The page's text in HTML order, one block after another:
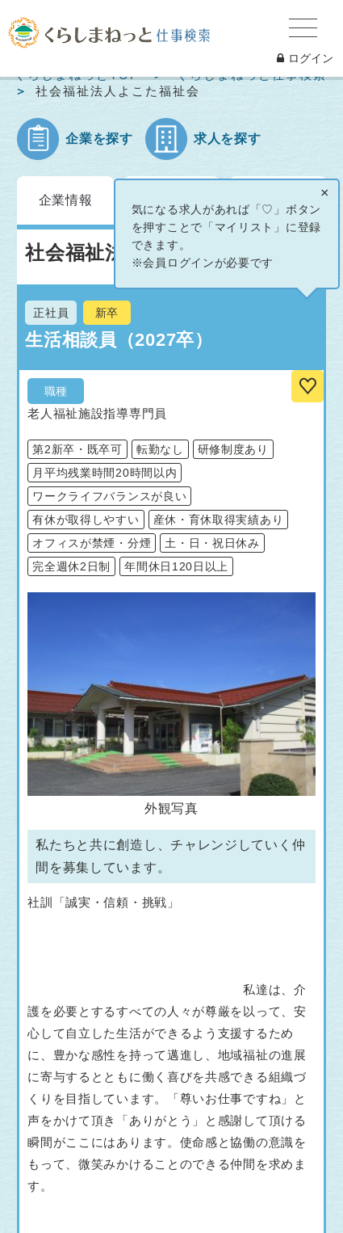
ログイン
くらしまねっとTOP
くらしまねっと仕事検索
社会福祉法人よこた福祉会
企業を探す 求人を探す
企業情報
一覧
情報
社会福祉法人よこた福祉会
正社員 新卒
生活相談員（2027卒）
職種
老人福祉施設指導専門員
第2新卒・既卒可 転勤なし
研修制度あり
月平均残業時間20時間以内
ワークライフバランスが良い
有休が取得しやすい
産休・育休取得実績あり
オフィスが禁煙・分煙
土・日・祝日休み
完全週休2日制
年間休日120日以上
外観写真
私たちと共に創造し、チャレンジしていく仲
間を募集しています。
社訓「誠実・信頼・挑戦」
私達は、介
護を必要とするすべての人々が尊厳を以って、安
心して自立した生活ができるよう支援するため
に、豊かな感性を持って邁進し、地域福祉の進展
に寄与するとともに働く喜びを共感できる組織づ
くりを目指しています。「尊いお仕事ですね」と
声をかけて頂き「ありがとう」と感謝して頂ける
瞬間がここにはあります。使命感と協働の意識を
もって、微笑みかけることのできる仲間を求めま
す。
×
気になる求人があれば「♡」ボタン
を押すことで「マイリスト」に登録
できます。
※会員ログインが必要です